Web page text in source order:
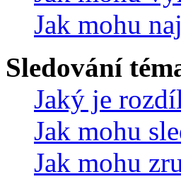
Jak mohu
Sledování
Jaký je
Jak mohu
Jak mohu